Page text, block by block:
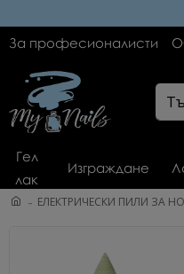
За професионалисти
Гел
лак
Изграждане
ЕЛЕКТРИЧЕСКИ ПИЛИ ЗА